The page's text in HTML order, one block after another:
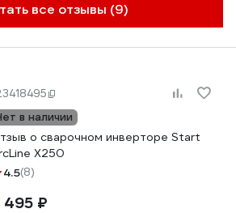
все отзывы (9)
в наличии
о сварочном инверторе Start
Х250
4.5(8)
495 ₽